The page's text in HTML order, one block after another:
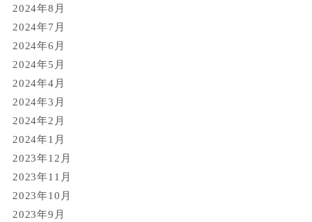
2024年8月
2024年7月
2024年6月
2024年5月
2024年4月
2024年3月
2024年2月
2024年1月
2023年12月
2023年11月
2023年10月
2023年9月